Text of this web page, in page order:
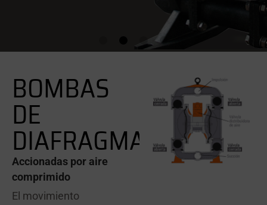
BOMBAS
DE
DIAFRAGMA
Accionadas por aire
comprimido
El movimiento